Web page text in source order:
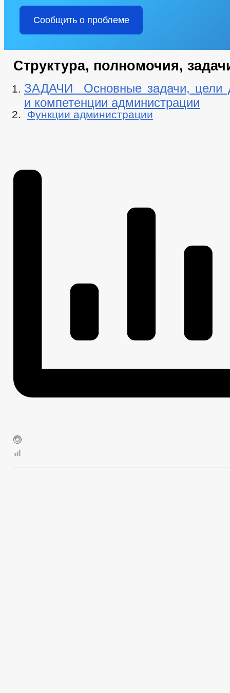
Сообщить о проблеме
Структура, полномочия,
ЗАДАЧИ Основные задачи, цели
и компетенции администрации
Функции администрации